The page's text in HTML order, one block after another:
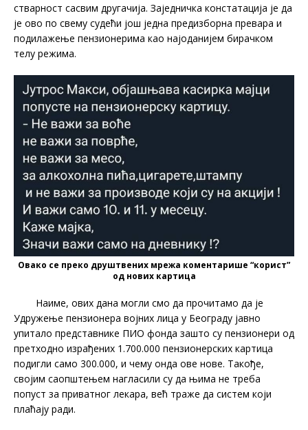
стварност сасвим другачија. Заједничка констатација је да
је ово по свему судећи још једна предизборна превара и
подилажење пензионерима као најоданијем бирачком
телу режима.
Овако се преко друштвених мрежа коментарише “корист”
од нових картица
Наиме, ових дана могли смо да прочитамо да је
Удружење пензионера војних лица у Београду јавно
упитало представнике ПИО фонда зашто су пензионери од
претходно израђених 1.700.000 пензионерских картица
подигли само 300.000, и чему онда ове нове. Такође,
својим саопштењем нагласили су да њима не треба
попуст за приватног лекара, већ траже да систем који
плаћају ради.